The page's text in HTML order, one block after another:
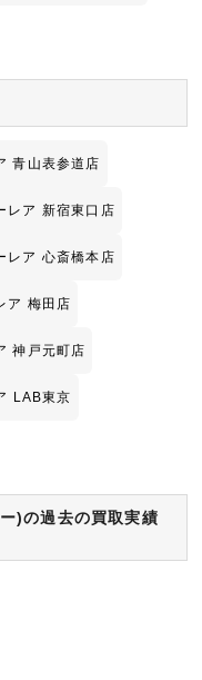
青山表参道店
レア 新宿東口店
レア 心斎橋本店
ア 梅田店
神戸元町店
LAB東京
)の過去の買取実績